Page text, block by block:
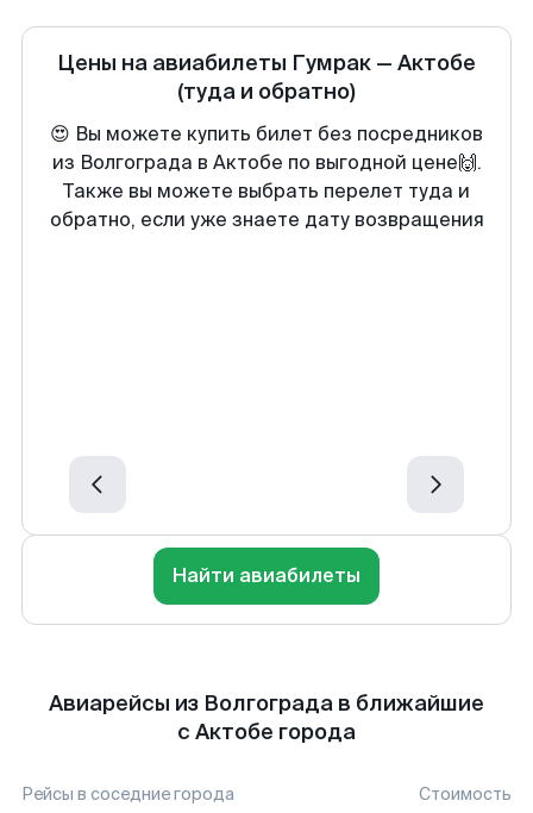
Цены на авиабилеты Гумрак — Актобе
(туда и обратно)
😍 Вы можете купить билет без посредников
из Волгограда в Актобе по выгодной цене🙌.
Также вы можете выбрать перелет туда и
обратно, если уже знаете дату возвращения
Найти авиабилеты
Авиарейсы из Волгограда в ближайшие
с Актобе города
Рейсы в соседние города Стоимость